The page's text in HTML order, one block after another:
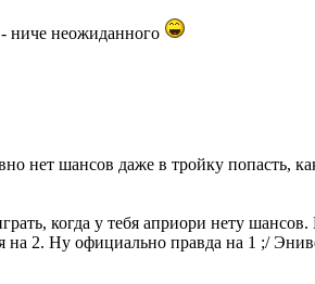
ниче неожиданного
нет шансов даже в тройку попасть,
когда у тебя априори нету
на 2. Ну официально правда на 1 ;/